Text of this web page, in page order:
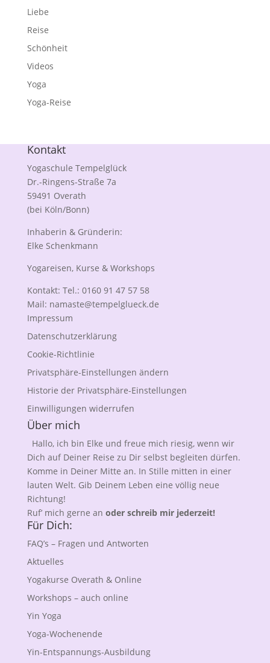
Liebe
Reise
Schönheit
Videos
Yoga
Yoga-Reise
Kontakt
Yogaschule Tempelglück
Dr.-Ringens-Straße 7a
59491 Overath
(bei Köln/Bonn)
Inhaberin & Gründerin:
Elke Schenkmann
Yogareisen, Kurse & Workshops
Kontakt: Tel.: 0160 91 47 57 58
Mail: namaste@tempelglueck.de
Impressum
Datenschutzerklärung
Cookie-Richtlinie
Privatsphäre-Einstellungen ändern
Historie der Privatsphäre-Einstellungen
Einwilligungen widerrufen
Über mich
Hallo, ich bin Elke und freue mich riesig, wenn wir
Dich auf Deiner Reise zu Dir selbst begleiten dürfen.
Komme in Deiner Mitte an. In Stille mitten in einer
lauten Welt. Gib Deinem Leben eine völlig neue
Richtung!
Ruf’ mich gerne an oder schreib mir jederzeit!
Für Dich:
FAQ’s – Fragen und Antworten
Aktuelles
Yogakurse Overath & Online
Workshops – auch online
Yin Yoga
Yoga-Wochenende
Yin-Entspannungs-Ausbildung